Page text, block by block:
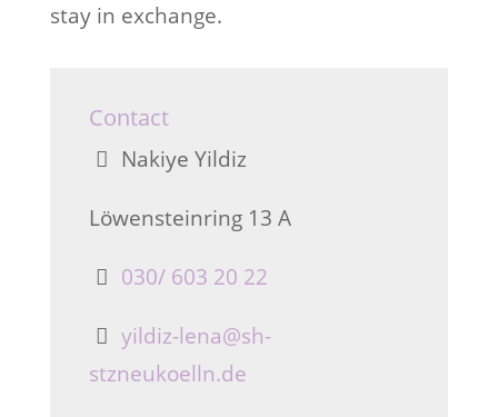
stay in exchange.
Contact
Nakiye Yildiz
Löwensteinring 13 A
030/ 603 20 22
yildiz-lena@sh-
stzneukoelln.de